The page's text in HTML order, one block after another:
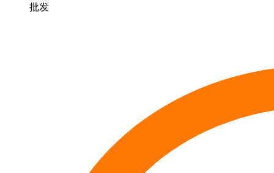
批发